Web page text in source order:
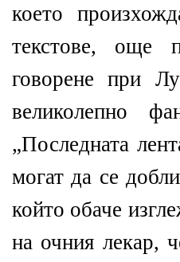
което
текстове, още
говорене при
великолепно
„Последната
могат да се
който обаче
на очния лекар,